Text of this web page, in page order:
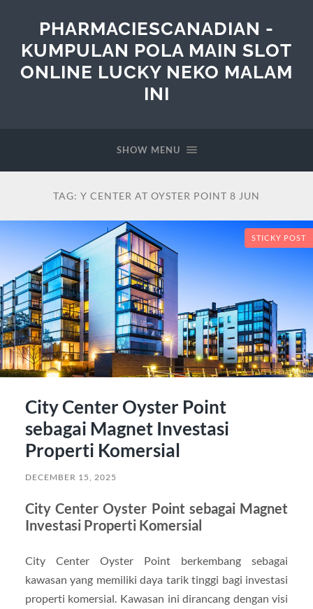
PHARMACIESCANADIAN -
KUMPULAN POLA MAIN SLOT
ONLINE LUCKY NEKO MALAM
INI
SHOW MENU
TAG: Y CENTER AT OYSTER POINT 8 JUN
STICKY POST
City Center Oyster Point
sebagai Magnet Investasi
Properti Komersial
DECEMBER 15, 2025
City Center Oyster Point sebagai Magnet
Investasi Properti Komersial
City Center Oyster Point berkembang sebagai
kawasan yang memiliki daya tarik tinggi bagi investasi
properti komersial. Kawasan ini dirancang dengan visi